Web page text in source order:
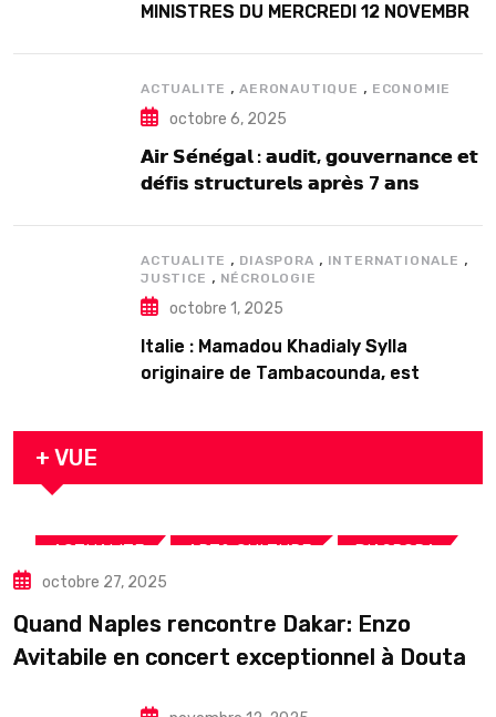
MINISTRES DU MERCREDI 12 NOVEMBRE
ACTUALITE ,AERONAUTIQUE , ECONOMIE
octobre 6, 2025
𝗔𝗶𝗿 𝗦𝗲́𝗻𝗲́𝗴𝗮𝗹 : 𝗮𝘂𝗱𝗶𝘁, 𝗴𝗼𝘂𝘃𝗲𝗿𝗻𝗮𝗻𝗰𝗲 𝗲𝘁
𝗱𝗲́𝗳𝗶𝘀 𝘀𝘁𝗿𝘂𝗰𝘁𝘂𝗿𝗲𝗹𝘀 𝗮𝗽𝗿𝗲̀𝘀 7 𝗮𝗻𝘀
ACTUALITE , DIASPORA , INTERNATIONALE ,
JUSTICE , NÉCROLOGIE
octobre 1, 2025
Italie : Mamadou Khadialy Sylla
originaire de Tambacounda, est
arrestation
+ VUE
ACTUALITE ART& CULTURE DIASPORA
TOURISME
octobre 27, 2025
Quand Naples rencontre Dakar: Enzo
Avitabile en concert exceptionnel à Douta